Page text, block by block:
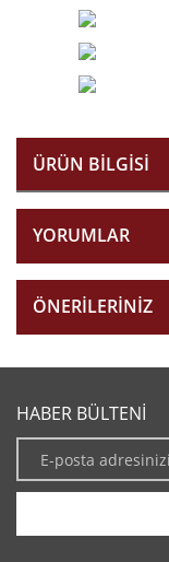
ÜRÜN BILGISI
YORUMLAR
ÖNERILERINIZ
HABER BÜLTENİ